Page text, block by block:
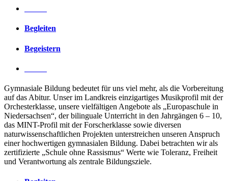
Begleiten
Begeistern
Gymnasiale Bildung bedeutet für uns viel mehr, als die Vorbereitung
auf das Abitur. Unser im Landkreis einzigartiges Musikprofil mit der
Orchesterklasse, unsere vielfältigen Angebote als „Europaschule in
Niedersachsen“, der bilinguale Unterricht in den Jahrgängen 6 – 10,
das MINT-Profil mit der Forscherklasse sowie diversen
naturwissenschaftlichen Projekten unterstreichen unseren Anspruch
einer hochwertigen gymnasialen Bildung. Dabei betrachten wir als
zertifizierte „Schule ohne Rassismus“ Werte wie Toleranz, Freiheit
und Verantwortung als zentrale Bildungsziele.